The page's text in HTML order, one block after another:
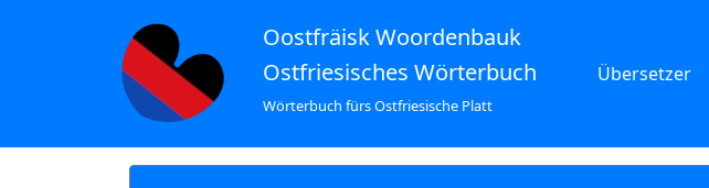
Oostfräisk Woordenbauk
Ostfriesisches Wörterbuch
Wörterbuch fürs Ostfriesische Platt
Übersetzer